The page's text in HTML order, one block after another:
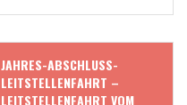
JAHRES-ABSCHLUSS-
LEITSTELLENFAHRT –
LEITSTELLENFAHRT VOM